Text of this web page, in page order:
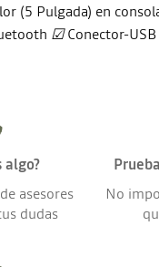
(5 Pulgada) en
☑Conector-USB
algo?
asesores
dudas
No